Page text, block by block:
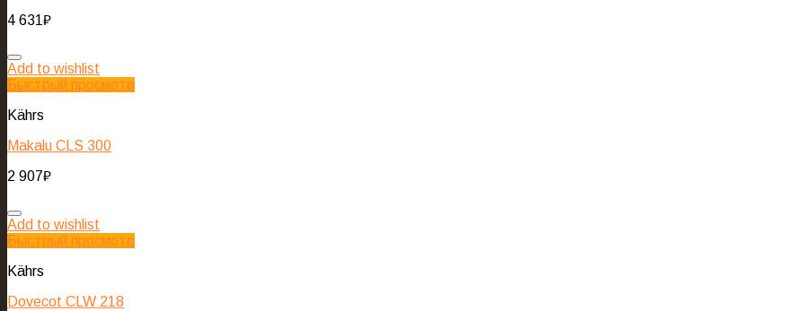
4 631₽
Add to wishlist
Быстрый просмотр
Kährs
Makalu CLS 300
2 907₽
Add to wishlist
Быстрый просмотр
Kährs
Dovecot CLW 218